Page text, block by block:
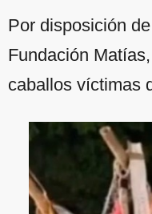
Por disposición
Fundación
caballos víctimas